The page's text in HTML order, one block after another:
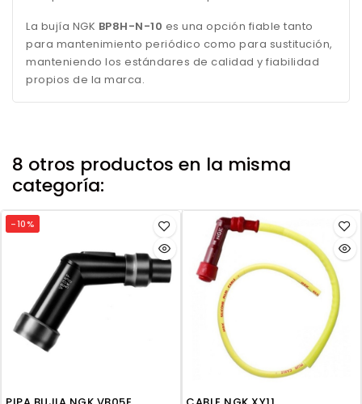
La bujía NGK BP8H-N-10 es una opción fiable tanto
para mantenimiento periódico como para sustitución,
manteniendo los estándares de calidad y fiabilidad
propios de la marca.
8 otros productos en la misma
categoría:
-10%